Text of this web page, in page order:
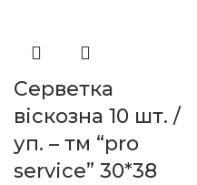
Серветка
віскозна 10 шт. /
уп. – тм “pro
service” 30*38